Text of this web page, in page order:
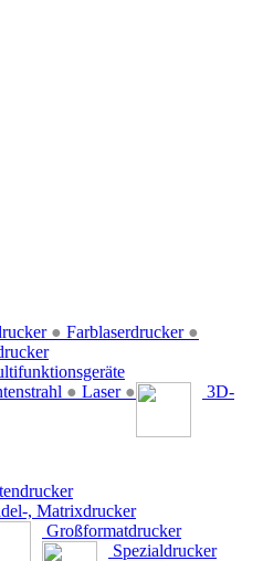
● Farblaserdrucker ●
● Laser ● 3D-
, Matrixdrucker
Großformatdrucker
Spezialdrucker